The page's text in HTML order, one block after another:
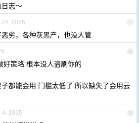
志～
7
2025
劣，各种灰黑产，也没人管
8
好策略 根本没人盗刷你的
都能会用 门槛太低了 所以缺失了会用云
9
4, 2025